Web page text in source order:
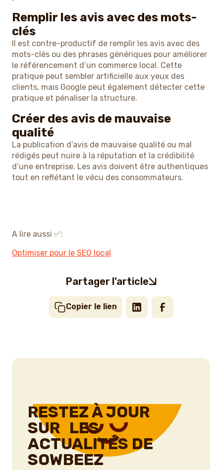
Remplir les avis avec des mots-
clés
Il est contre-productif de remplir les avis avec des
mots-clés ou des phrases génériques pour améliorer
le référencement d’un commerce local. Cette
pratique peut sembler artificielle aux yeux des
clients, mais Google peut également détecter cette
pratique et pénaliser la structure.
Créer des avis de mauvaise
qualité
La publication d’avis de mauvaise qualité ou mal
rédigés peut nuire à la réputation et la crédibilité
d’une entreprise. Les avis doivent être authentiques
tout en reflétant le vécu des consommateurs.
A lire aussi ✅:
Optimiser pour le SEO local
Partager l’article
Copier le lien
RESTEZ À JOUR
SUR LES
ACTUALITÉS DE
SOWBEEZ